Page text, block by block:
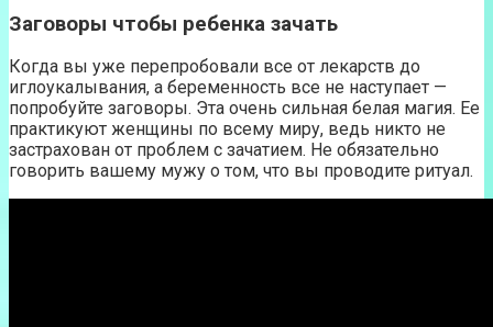
Заговоры чтобы ребенка зачать
Когда вы уже перепробовали все от лекарств до
иглоукалывания, а беременность все не наступает —
попробуйте заговоры. Эта очень сильная белая магия. Ее
практикуют женщины по всему миру, ведь никто не
застрахован от проблем с зачатием. Не обязательно
говорить вашему мужу о том, что вы проводите ритуал.